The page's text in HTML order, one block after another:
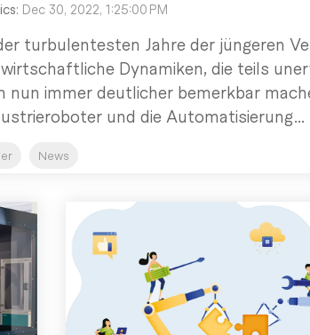
Dec 30, 2022, 1:25:00 PM
turbulentesten Jahre der jüngeren
Dynamiken, die teils
nun immer deutlicher bemerkbar
und die Automatisierung...
News